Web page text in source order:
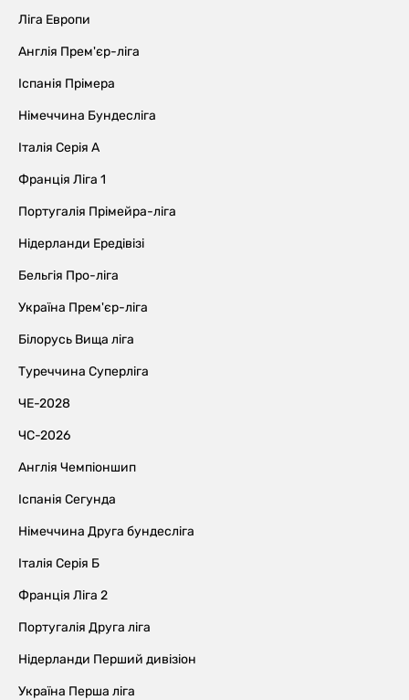
Ліга Европи
Англія Прем'єр-ліга
Іспанія Прімера
Німеччина Бундесліга
Італія Серія А
Франція Ліга 1
Португалія Прімейра-ліга
Нідерланди Ередівізі
Бельгія Про-ліга
Україна Прем'єр-ліга
Білорусь Вища ліга
Туреччина Суперліга
ЧЕ-2028
ЧС-2026
Англія Чемпіоншип
Іспанія Сегунда
Німеччина Друга бундесліга
Італія Серія Б
Франція Ліга 2
Португалія Друга ліга
Нідерланди Перший дивізіон
Україна Перша ліга